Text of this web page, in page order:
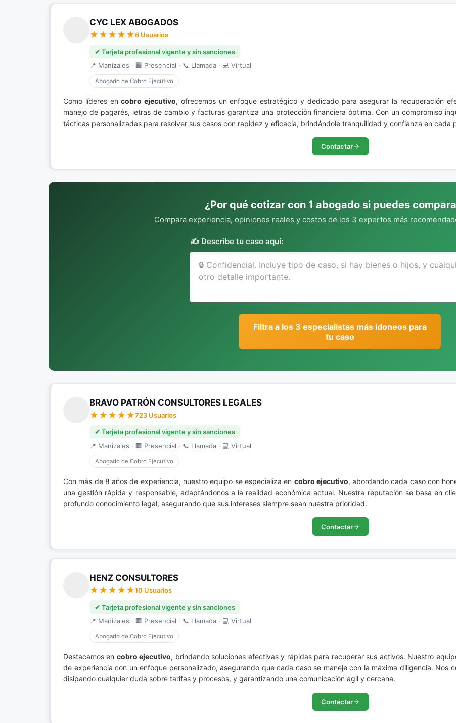
CYC LEX ABOGADOS
6 Usuarios
✔ Tarjeta profesional vigente y sin sanciones
📍 Manizales · 🏢 Presencial · 📞 Llamada · 💻 Virtual
Abogado de Cobro Ejecutivo
Como líderes encobro ejecutivo, ofrecemos un enfoque estratégico y dedicado para asegurar la recuperación
manejo de pagarés, letras de cambio y facturas garantiza una protección financiera óptima. Con un compromiso
tácticas personalizadas para resolver sus casos con rapidez y eficacia, brindándole tranquilidad y confianza en cada
Contactar
¿Por qué cotizar con 1 abogado si puedes
Compara experiencia, opiniones reales y costos de los 3 expertos más
✍️ Describe tu caso aquí:
Filtra a los 3 especialistas más idoneos para
tu caso
BRAVO PATRÓN CONSULTORES LEGALES
723 Usuarios
✔ Tarjeta profesional vigente y sin sanciones
📍 Manizales · 🏢 Presencial · 📞 Llamada · 💻 Virtual
Abogado de Cobro Ejecutivo
Con más de 8 años de experiencia, nuestro equipo se especializa en cobro ejecutivo, abordando cada caso con
una gestión rápida y responsable, adaptándonos a la realidad económica actual. Nuestra reputación se basa en
profundo conocimiento legal, asegurando que sus intereses siempre sean nuestra prioridad.
Contactar
HENZ CONSULTORES
10 Usuarios
✔ Tarjeta profesional vigente y sin sanciones
📍 Manizales · 🏢 Presencial · 📞 Llamada · 💻 Virtual
Abogado de Cobro Ejecutivo
Destacamos en cobro ejecutivo, brindando soluciones efectivas y rápidas para recuperar sus activos. Nuestro
de experiencia con un enfoque personalizado, asegurando que cada caso se maneje con la máxima diligencia. Nos
disipando cualquier duda sobre tarifas y procesos, y garantizando una comunicación ágil y cercana.
Contactar